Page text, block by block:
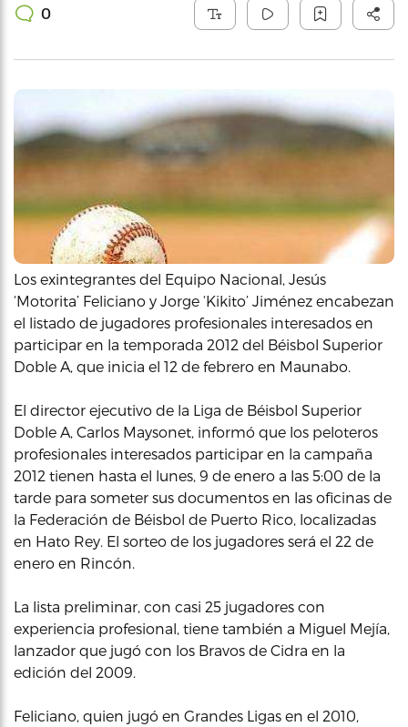
0
Los exintegrantes del Equipo Nacional, Jesús
‘Motorita’ Feliciano y Jorge ‘Kikito’ Jiménez encabezan
el listado de jugadores profesionales interesados en
participar en la temporada 2012 del Béisbol Superior
Doble A, que inicia el 12 de febrero en Maunabo.
El director ejecutivo de la Liga de Béisbol Superior
Doble A, Carlos Maysonet, informó que los peloteros
profesionales interesados participar en la campaña
2012 tienen hasta el lunes, 9 de enero a las 5:00 de la
tarde para someter sus documentos en las oficinas de
la Federación de Béisbol de Puerto Rico, localizadas
en Hato Rey. El sorteo de los jugadores será el 22 de
enero en Rincón.
La lista preliminar, con casi 25 jugadores con
experiencia profesional, tiene también a Miguel Mejía,
lanzador que jugó con los Bravos de Cidra en la
edición del 2009.
Feliciano, quien jugó en Grandes Ligas en el 2010,